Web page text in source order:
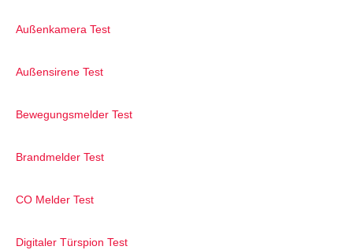
Außenkamera Test
Außensirene Test
Bewegungsmelder Test
Brandmelder Test
CO Melder Test
Digitaler Türspion Test